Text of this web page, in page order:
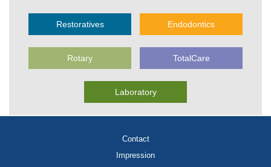
Restoratives Endodontics
Rotary TotalCare
Laboratory
Contact
Impression